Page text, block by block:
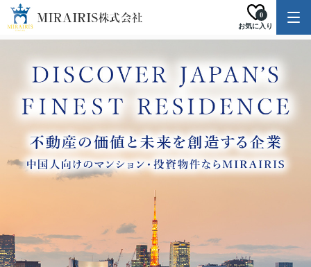
お気に入り
0